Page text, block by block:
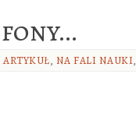
ARTYKUŁ, NA FALI NAUKI,